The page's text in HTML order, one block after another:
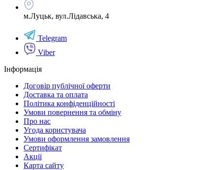
м.Луцьк, вул.Лідавська, 4
Telegram
Viber
Інформація
Договір публічної оферти
Доставка та оплата
Політика конфіденційності
Умови повернення та обміну
Про нас
Угода користувача
Умови оформлення замовлення
Сертифікат
Акції
Карта сайту